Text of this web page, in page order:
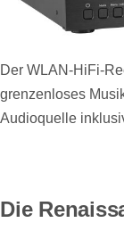
Der WLAN-HiFi-
grenzenloses
Audioquelle
Die